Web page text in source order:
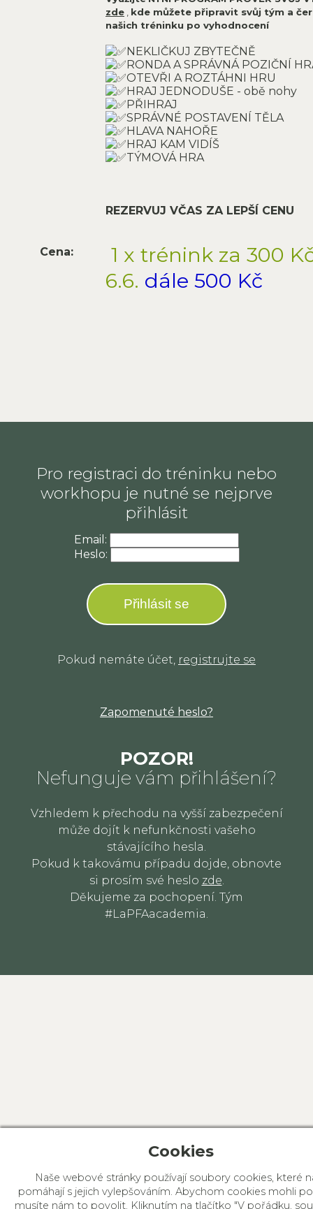
zde
kde můžete připravit svůj tým a
našich tréninku po vyhodnocení
NEKLIČKUJ ZBYTEČNĚ
RONDA A SPRÁVNÁ POZIČNÍ
OTEVŘI A ROZTÁHNI HRU
HRAJ JEDNODUŠE - obě nohy
PŘIHRAJ
SPRÁVNÉ POSTAVENÍ TĚLA
HLAVA NAHOŘE
HRAJ KAM VIDÍŠ
TÝMOVÁ HRA
REZERVUJ VČAS ZA LEPŠÍ CENU
Cena:
1 x trénink za 300
6.6. dále 500 Kč
Pro registraci do tréninku nebo
workhopu je nutné se nejprve
přihlásit
Email:
Heslo:
Přihlásit se
Pokud nemáte účet, registrujte se
Zapomenuté heslo?
POZOR!
Nefunguje vám přihlášení?
Vzhledem k přechodu na vyšší zabezpečení
může dojít k nefunkčnosti vašeho
stávajícího hesla.
Pokud k takovámu případu dojde, obnovte
si prosím své heslo zde.
Děkujeme za pochopení. Tým
#LaPFAacademia.
Cookies
Naše webové stránky používají soubory cookies, které
pomáhají s jejich vylepšováním. Abychom cookies mohli
musíte nám to povolit. Kliknutím na tlačítko "V pořádku,